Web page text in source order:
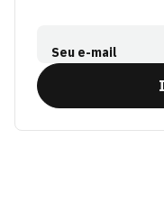
Seu e-mail